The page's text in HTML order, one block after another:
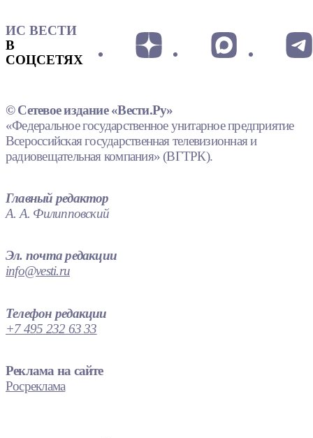
ИС ВЕСТИ
В
СОЦСЕТЯХ
© Сетевое издание «Вести.Ру»
«Федеральное государственное унитарное предприятие
Всероссийская государственная телевизионная и
радиовещательная компания» (ВГТРК).
Главный редактор
А. А. Филипповский
Эл. почта редакции
info@vesti.ru
Телефон редакции
+7 495 232 63 33
Реклама на сайте
Росреклама